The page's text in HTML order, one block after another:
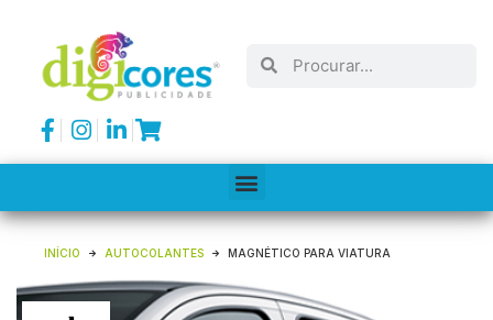
INÍCIO AUTOCOLANTES MAGNÉTICO PARA VIATURA